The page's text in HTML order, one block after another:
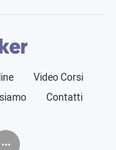
Video Corsi
Contatti